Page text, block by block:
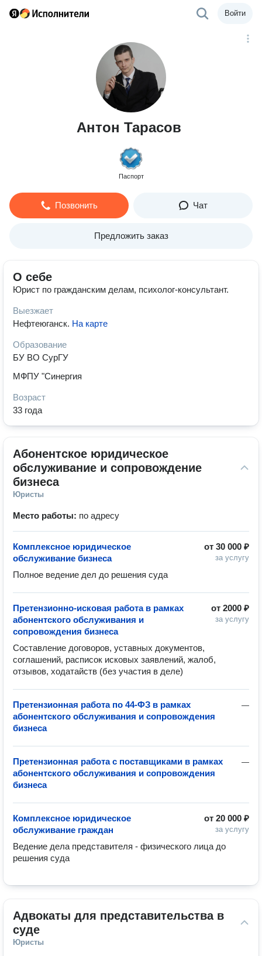
Войти
Антон Тарасов
Паспорт
Позвонить Чат
Предложить заказ
О себе
Юрист по гражданским делам, психолог-консультант.
Выезжает
Нефтеюганск. На карте
Образование
БУ ВО СурГУ
МФПУ "Синергия
Возраст
33 года
Абонентское юридическое
обслуживание и сопровождение
бизнеса
Юристы
Место работы: по адресу
от 30 000 ₽
за услугу
Комплексное юридическое
обслуживание бизнеса
Полное ведение дел до решения суда
от 2000 ₽
за услугу
Претензионно-исковая работа в рамках
абонентского обслуживания и
сопровождения бизнеса
Составление договоров, уставных документов,
соглашений, расписок исковых заявлений, жалоб,
отзывов, ходатайств (без участия в деле)
—
Претензионная работа по 44-ФЗ в рамках
абонентского обслуживания и сопровождения
бизнеса
—
Претензионная работа с поставщиками в рамках
абонентского обслуживания и сопровождения
бизнеса
от 20 000 ₽
за услугу
Комплексное юридическое
обслуживание граждан
Ведение дела представителя - физического лица до
решения суда
Адвокаты для представительства в
суде
Юристы